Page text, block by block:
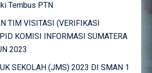
Tembus PTN
TIM VISITASI (VERIFIKASI
KOMISI INFORMASI SUMATERA
2023
SEKOLAH (JMS) 2023 DI SMAN 1